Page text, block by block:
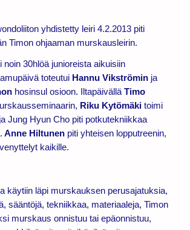
yhdistetty leiri 4.2.2013 piti
Timon ohjaaman murskausleirin.
noin 30hlöä junioreista aikuisiin
toteutui Hannu Vikströminja
hosinsul osioon. IltapäivälläTimo
Riku Kytömäkitoimi
Jung Hyun Cho piti potkutekniikkaa
Anne Hiltunenpiti yhteisen lopputreenin,
kaikille.
käytiin läpi murskauksen perusajatuksia,
sääntöjä, tekniikkaa, materiaaleja, Timon
murskaus onnistuu tai epäonnistuu,